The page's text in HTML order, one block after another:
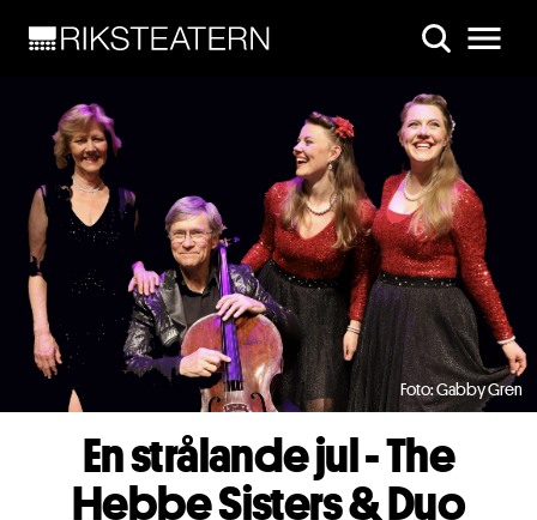
Foto: Gabby Gren
En strålande jul - The
Hebbe Sisters & Duo